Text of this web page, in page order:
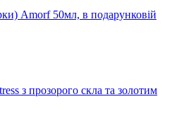
Amorf 50мл, в подарунковій